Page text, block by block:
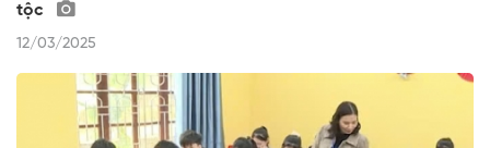
tộc
12/03/2025